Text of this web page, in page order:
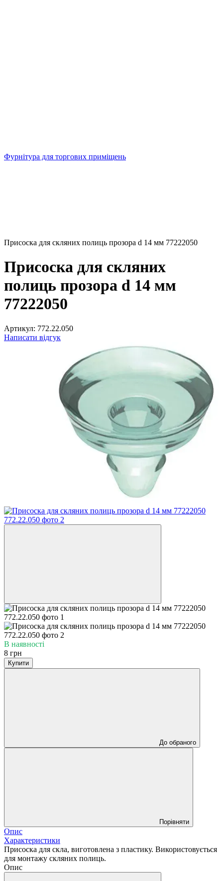
Фурнітура для торгових приміщень
Присоска для скляних полиць прозора d 14 мм 77222050
Присоска для скляних
полиць прозора d 14 мм
77222050
Артикул: 772.22.050
Написати відгук
В наявності
8 грн
Купити
До обраного
Порівняти
Опис
Характеристики
Присоска для скла, виготовлена з пластику. Використовується
для монтажу скляних полиць.
Опис